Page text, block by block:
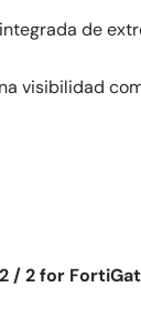
de
visibilidad
/ 2 for